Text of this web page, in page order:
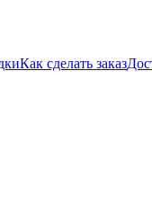
Как сделать заказ